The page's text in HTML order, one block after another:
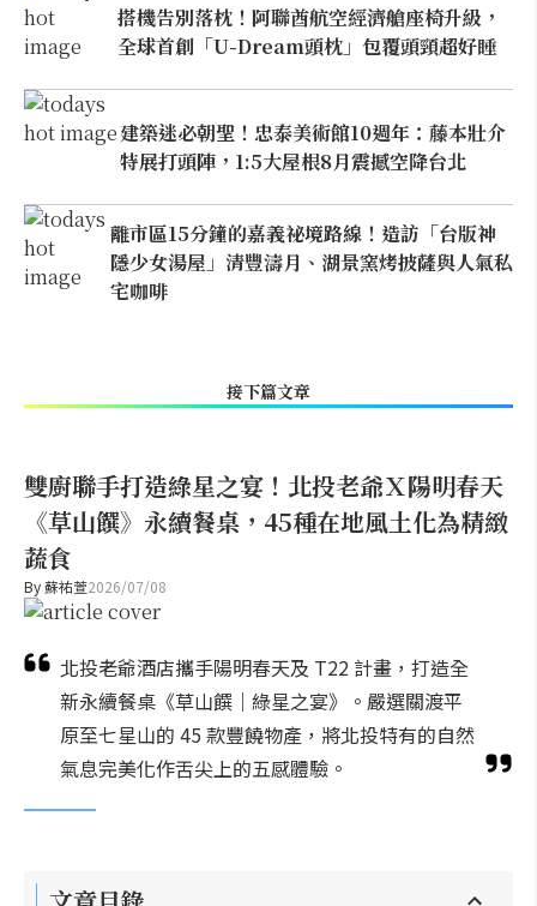
搭機告別落枕！阿聯酋航空經濟艙座椅升級，
全球首創「U-Dream頭枕」包覆頭頸超好睡
建築迷必朝聖！忠泰美術館10週年：藤本壯介
特展打頭陣，1:5大屋根8月震撼空降台北
離市區15分鐘的嘉義祕境路線！造訪「台版神
隱少女湯屋」清豐濤月、湖景窯烤披薩與人氣私
宅咖啡
接下篇文章
雙廚聯手打造綠星之宴！北投老爺Ｘ陽明春天
《草山饌》永續餐桌，45種在地風土化為精緻
蔬食
By蘇祐萱2026/07/08
北投老爺酒店攜手陽明春天及 T22 計畫，打造全
新永續餐桌《草山饌｜綠星之宴》。嚴選關渡平
原至七星山的 45 款豐饒物產，將北投特有的自然
氣息完美化作舌尖上的五感體驗。